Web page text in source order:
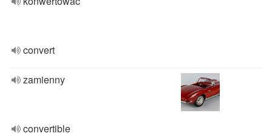
convert
zamienny
convertible